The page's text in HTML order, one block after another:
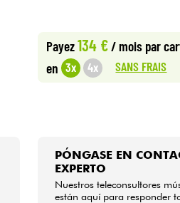
• Star'
•
Payez134 €/ mois par
en 3x 4x SANS FRAIS
PÓNGASE EN
EXPERTO
Nuestros teleconsultores
están aquí para responder